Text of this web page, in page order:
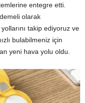
entegre etti.
olarak
takip ediyoruz ve
bulabilmeniz için
yeni hava yolu oldu.